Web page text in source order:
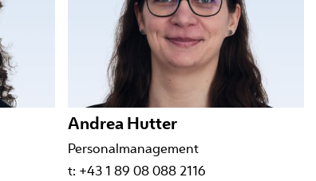
Andrea Hutter
Personalmanagement
t: +43 1 89 08 088 2116